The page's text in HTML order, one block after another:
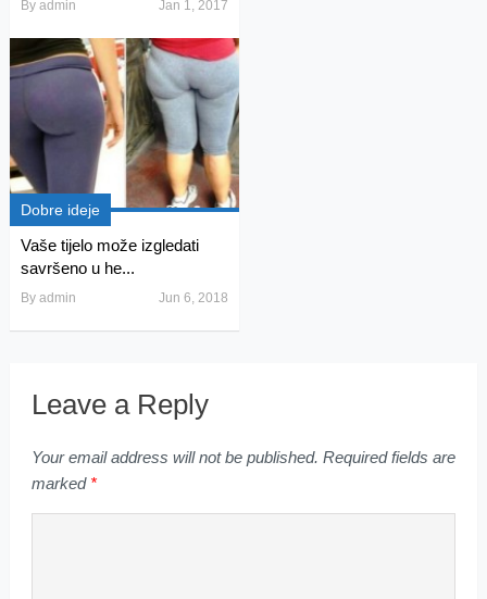
By admin Jan 1, 2017
Dobre ideje
Vaše tijelo može izgledati
savršeno u he...
By admin Jun 6, 2018
Leave a Reply
Your email address will not be published. Required fields are
marked *